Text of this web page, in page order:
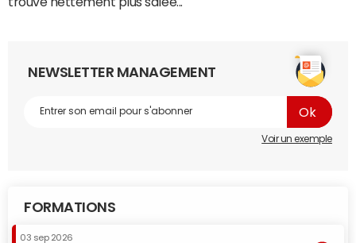
NEWSLETTER MANAGEMENT
Voir un exemple
FORMATIONS
03 sep 2026